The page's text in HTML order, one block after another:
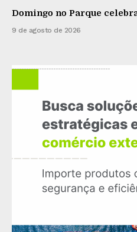
Domingo no Parque
9 de agosto de 2026